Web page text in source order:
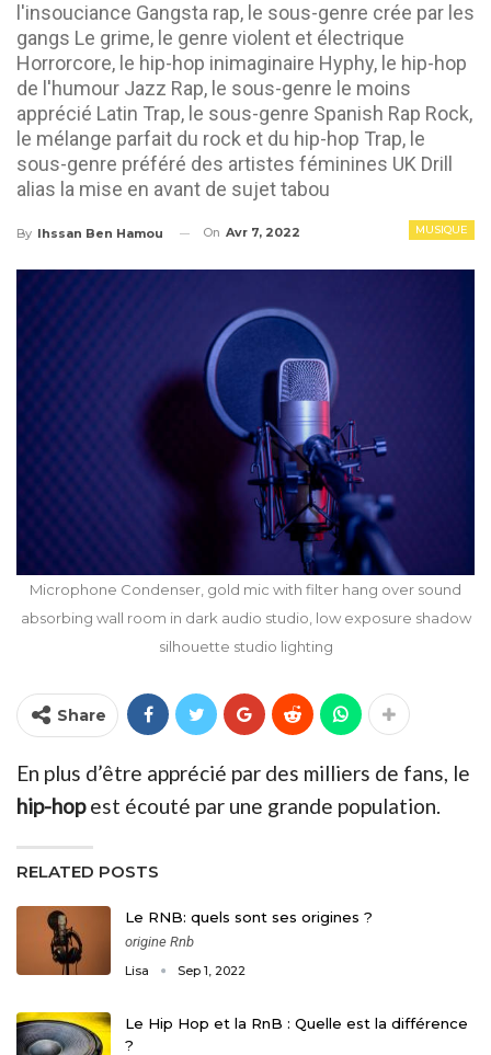
l'insouciance Gangsta rap, le sous-genre crée par les
gangs Le grime, le genre violent et électrique
Horrorcore, le hip-hop inimaginaire Hyphy, le hip-hop
de l'humour Jazz Rap, le sous-genre le moins
apprécié Latin Trap, le sous-genre Spanish Rap Rock,
le mélange parfait du rock et du hip-hop Trap, le
sous-genre préféré des artistes féminines UK Drill
alias la mise en avant de sujet tabou
MUSIQUE
By Ihssan Ben Hamou On Avr 7, 2022
Microphone Condenser, gold mic with filter hang over sound
absorbing wall room in dark audio studio, low exposure shadow
silhouette studio lighting
Share
En plus d’être apprécié par des milliers de fans, le
hip-hopest écouté par une grande population.
RELATED POSTS
Le RNB: quels sont ses origines ?
origine Rnb
Lisa Sep 1, 2022
Le Hip Hop et la RnB : Quelle est la différence
?